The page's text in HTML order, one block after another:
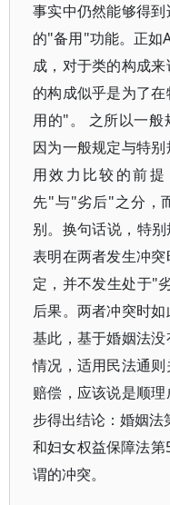
事实中仍然能够得
的"备用"功能。正如
成，对于类的构成
的构成似乎是为了
用的"。 之所以一
因为一般规定与特
用效力比较的前
先"与"劣后"之分，
别。换句话说，特
表明在两者发生冲
定，并不发生处于"
后果。两者冲突时如
基此，基于婚姻法
情况，适用民法通
赔偿，应该说是顺
步得出结论：婚姻
和妇女权益保障法
谓的冲突。